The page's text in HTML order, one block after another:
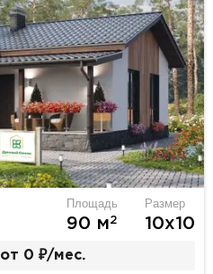
Площадь
90 м2
Размер
10х10
от 0 ₽/мес.